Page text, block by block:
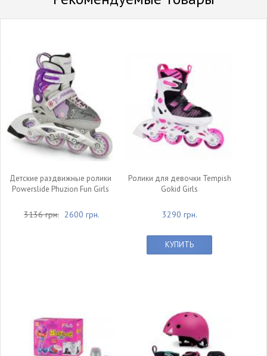
Детские раздвижные ролики
Powerslide Phuzion Fun Girls
3136 грн. 2600 грн.
Ролики для девочки Tempish
Gokid Girls
3290 грн.
КУПИТЬ